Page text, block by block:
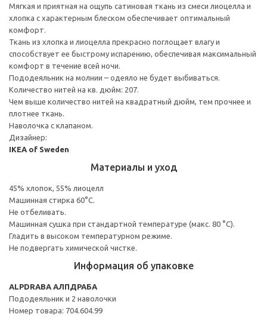
Мягкая и приятная на ощупь сатиновая ткань из смеси лиоцелла и
хлопка с характерным блеском обеспечивает оптимальный
комфорт.
Ткань из хлопка и лиоцелла прекрасно поглощает влагу и
способствует ее быстрому испарению, обеспечивая максимальный
комфорт в течение всей ночи.
Пододеяльник на молнии – одеяло не будет выбиваться.
Количество нитей на кв. дюйм: 207.
Чем выше количество нитей на квадратный дюйм, тем прочнее и
плотнее ткань.
Наволочка с клапаном.
Дизайнер:
IKEA of Sweden
Материалы и уход
45% хлопок, 55% лиоцелл
Машинная стирка 60°С.
Не отбеливать.
Машинная сушка при стандартной температуре (макс. 80 °C).
Гладить в высоком температурном режиме.
Не подвергать химической чистке.
Информация об упаковке
ALPDRABA АЛПДРАБА
Пододеяльник и 2 наволочки
Номер товара: 704.604.99